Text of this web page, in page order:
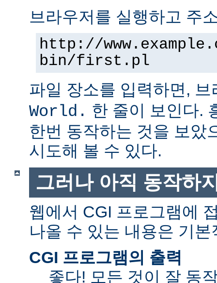
브라우저를 실행하고 주
http://
bin/first.pl
파일 장소를 입력하면,
World. 한 줄이 보인다.
한번 동작하는 것을 보았
시도해 볼 수 있다.
그러나 아직 동작하
웹에서 CGI 프로그램에
나올 수 있는 내용은 기
CGI 프로그램의 출력
좋다! 모든 것이 잘 동